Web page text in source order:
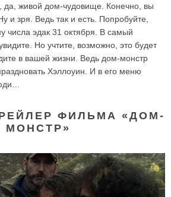
да, живой дом-чудовище. Конечно, вы
и зря. Ведь так и есть. Попробуйте,
числа эдак 31 октября. В самый
Но учтите, возможно, это будет
в вашей жизни. Ведь дом-монстр
Хэллоуин. И в его меню
ФИЛЬМА «ДОМ-
МОНСТР»